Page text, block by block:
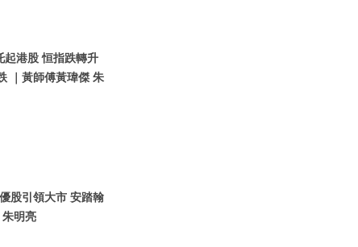
起港股 恒指跌轉升
｜黃師傅黃瑋傑 朱
股引領大市 安踏翰
明亮